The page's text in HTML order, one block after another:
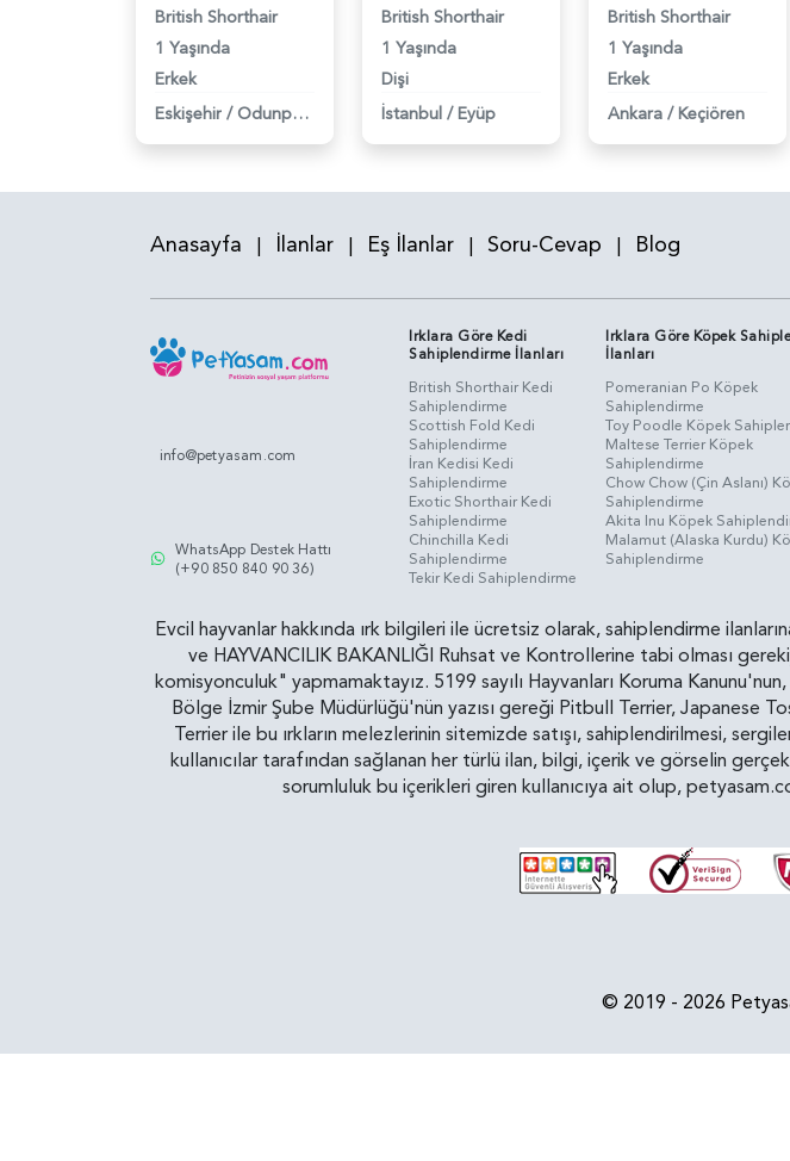
British Shorthair
1 Yaşında
Erkek
Eskişehir / Odunpazarı
British Shorthair
1 Yaşında
Dişi
İstanbul / Eyüp
British Shorthair
1 Yaşında
Erkek
Ankara / Keçiören
Anasayfa | İlanlar | Eş İlanlar | Soru-Cevap | Blog
info@petyasam.com
WhatsApp Destek Hattı
(+90 850 840 90 36)
Irklara Göre Kedi
Sahiplendirme İlanları
British Shorthair Kedi
Sahiplendirme
Scottish Fold Kedi
Sahiplendirme
İran Kedisi Kedi
Sahiplendirme
Exotic Shorthair Kedi
Sahiplendirme
Chinchilla Kedi
Sahiplendirme
Tekir Kedi Sahiplendirme
Irklara Göre Köpek
İlanları
Pomeranian Po Köpek
Sahiplendirme
Toy Poodle Köpek
Maltese Terrier Köpek
Sahiplendirme
Chow Chow (Çin Aslanı)
Sahiplendirme
Akita Inu Köpek
Malamut (Alaska Kurdu)
Sahiplendirme
Evcil hayvanlar hakkında ırk bilgileri ile ücretsiz olarak, sahiplendirme
ve HAYVANCILIK BAKANLIĞI Ruhsat ve Kontrollerine tabi olması
komisyonculuk" yapmamaktayız. 5199 sayılı Hayvanları Koruma
Bölge İzmir Şube Müdürlüğü'nün yazısı gereği Pitbull Terrier, Japanese
Terrier ile bu ırkların melezlerinin sitemizde satışı, sahiplendirilmesi,
kullanıcılar tarafından sağlanan her türlü ilan, bilgi, içerik ve görselin
sorumluluk bu içerikleri giren kullanıcıya ait olup,
© 2019 - 2026